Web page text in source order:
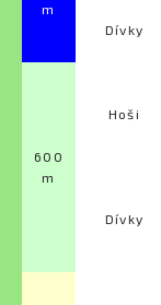
m
Dívky
600
m
Hoši
Dívky